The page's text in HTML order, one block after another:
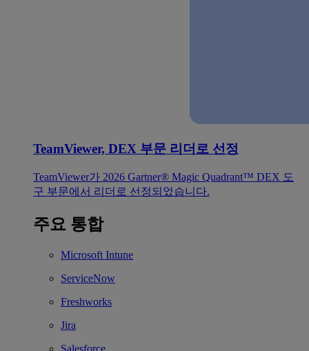
TeamViewer, DEX 부문 리더로 선정
TeamViewer가 2026 Gartner® Magic Quadrant™ DEX 도
구 부문에서 리더로 선정되었습니다.
주요 통합
Microsoft Intune
ServiceNow
Freshworks
Jira
Salesforce